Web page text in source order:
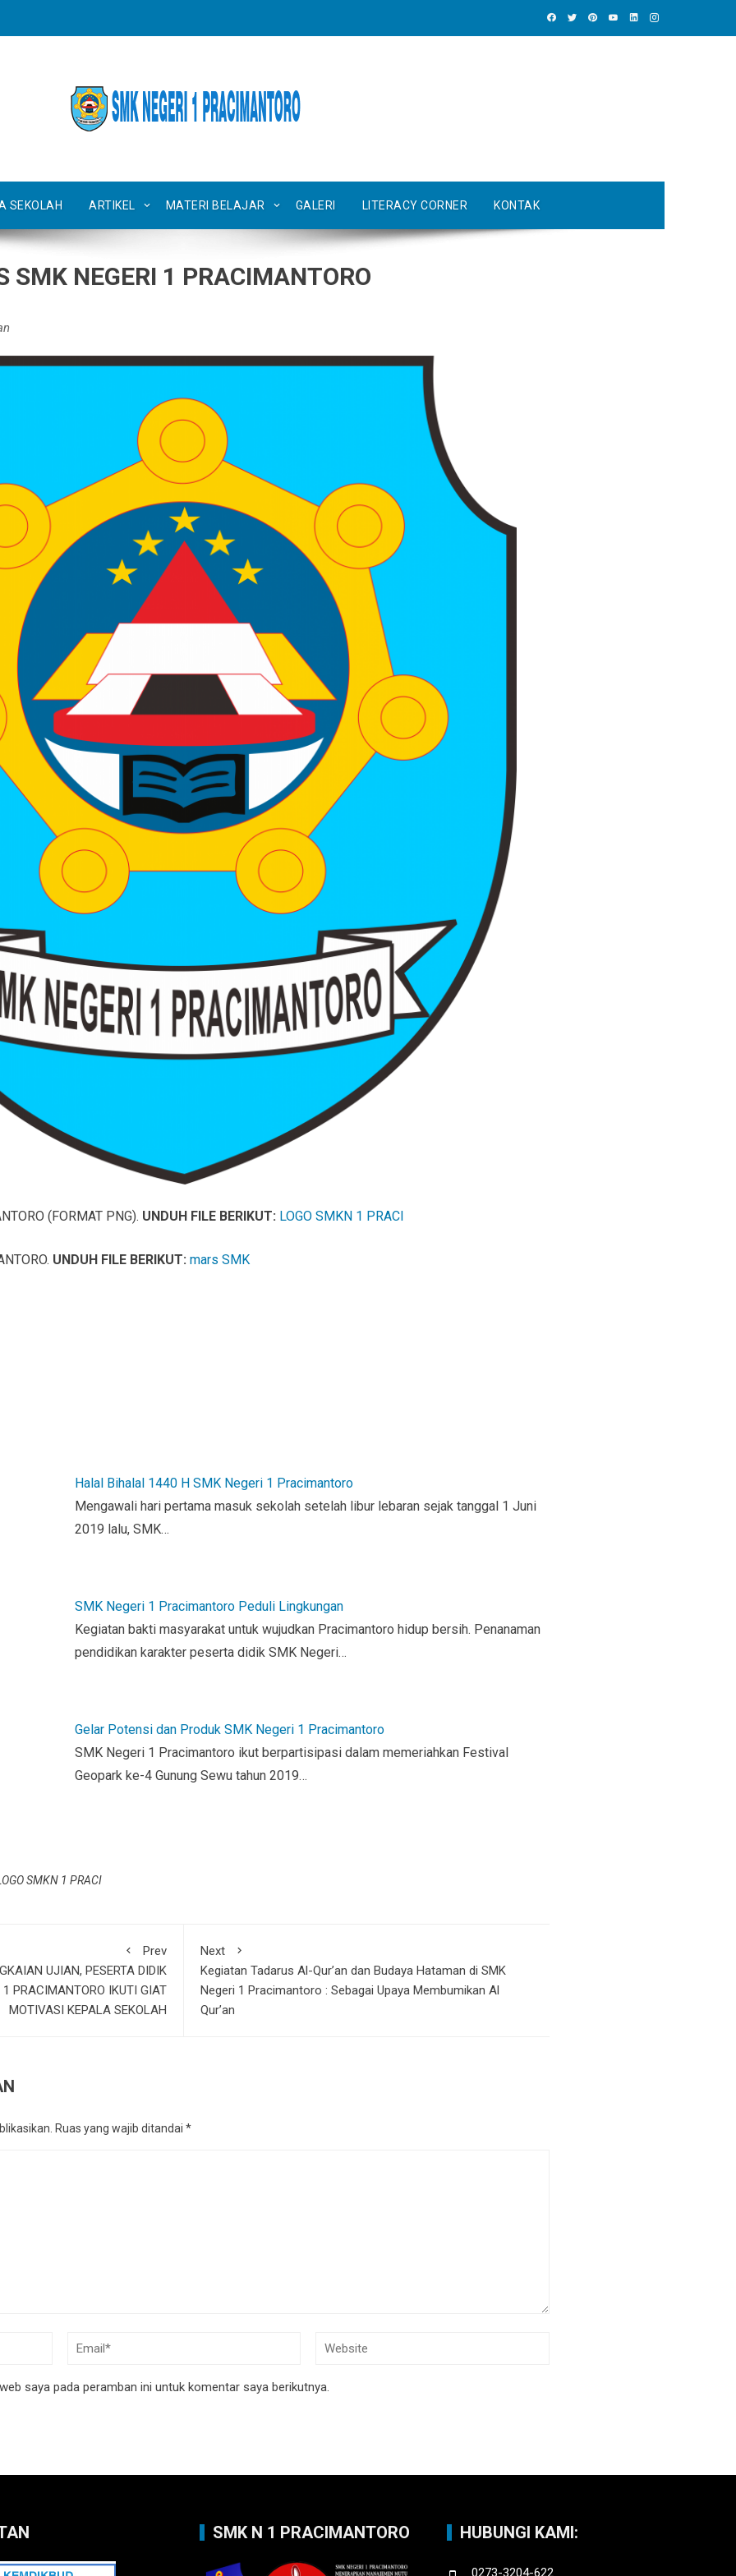
SEKOLAH ARTIKEL MATERI BELAJAR GALERI LITERACY CORNER KONTAK
SMK NEGERI 1 PRACIMANTORO
(FORMAT PNG). UNDUH FILE BERIKUT: LOGO SMKN 1 PRACI
UNDUH FILE BERIKUT: mars SMK
Halal Bihalal 1440 H SMK Negeri 1 Pracimantoro
Mengawali hari pertama masuk sekolah setelah libur lebaran sejak tanggal 1 Juni
2019 lalu, SMK…
SMK Negeri 1 Pracimantoro Peduli Lingkungan
Kegiatan bakti masyarakat untuk wujudkan Pracimantoro hidup bersih. Penanaman
pendidikan karakter peserta didik SMK Negeri…
Gelar Potensi dan Produk SMK Negeri 1 Pracimantoro
SMK Negeri 1 Pracimantoro ikut berpartisipasi dalam memeriahkan Festival
Geopark ke-4 Gunung Sewu tahun 2019…
SMKN 1 PRACI
Prev
UJIAN, PESERTA DIDIK
PRACIMANTORO IKUTI GIAT
MOTIVASI KEPALA SEKOLAH
Next
Kegiatan Tadarus Al-Qur’an dan Budaya Hataman di SMK
Negeri 1 Pracimantoro : Sebagai Upaya Membumikan Al
Qur’an
Ruas yang wajib ditandai*
saya pada peramban ini untuk komentar saya berikutnya.
SMK N 1 PRACIMANTORO HUBUNGI KAMI:
0273-3204-622